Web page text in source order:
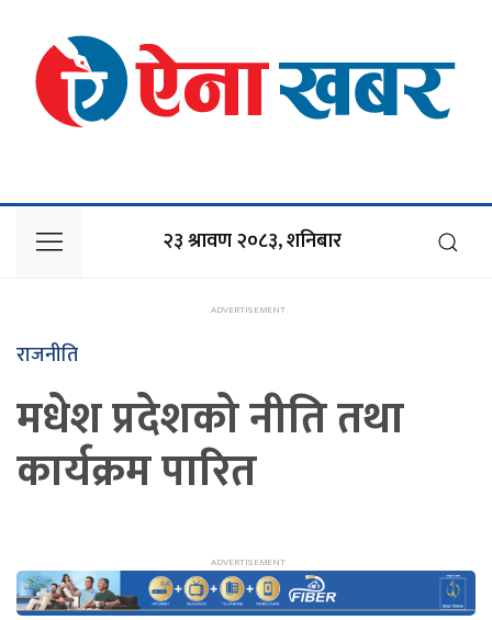
२३ श्रावण २०८३, शनिबार
राजनीति
मधेश प्रदेशको नीति तथा
कार्यक्रम पारित